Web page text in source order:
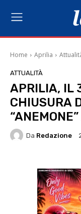
Home Aprilia
ATTUALITÀ
APRILIA, IL
CHIUSURA
Da Redazione